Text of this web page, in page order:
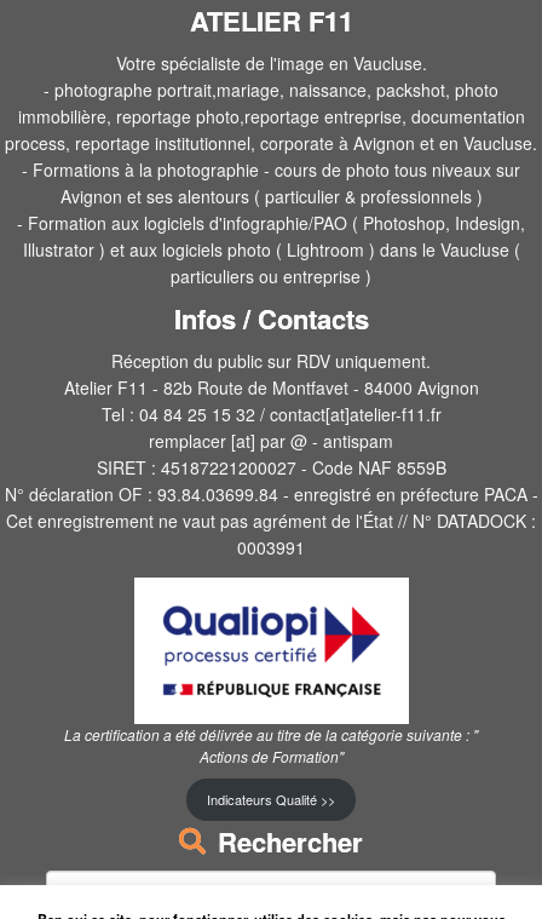
ATELIER F11
Votre spécialiste de l'image en Vaucluse.
- photographe portrait,mariage, naissance, packshot, photo
immobilière, reportage photo,reportage entreprise, documentation
process, reportage institutionnel, corporate à Avignon et en Vaucluse.
- Formations à la photographie - cours de photo tous niveaux sur
Avignon et ses alentours ( particulier & professionnels )
- Formation aux logiciels d'infographie/PAO ( Photoshop, Indesign,
Illustrator ) et aux logiciels photo ( Lightroom ) dans le Vaucluse (
particuliers ou entreprise )
Infos / Contacts
Réception du public sur RDV uniquement.
Atelier F11 - 82b Route de Montfavet - 84000 Avignon
Tel : 04 84 25 15 32 / contact[at]atelier-f11.fr
remplacer [at] par @ - antispam
SIRET : 45187221200027 - Code NAF 8559B
N° déclaration OF : 93.84.03699.84 - enregistré en préfecture PACA -
Cet enregistrement ne vaut pas agrément de l'État // N° DATADOCK :
0003991
La certification a été délivrée au titre de la catégorie suivante : "
Actions de Formation"
Indicateurs Qualité >>
Rechercher
Rechercher :